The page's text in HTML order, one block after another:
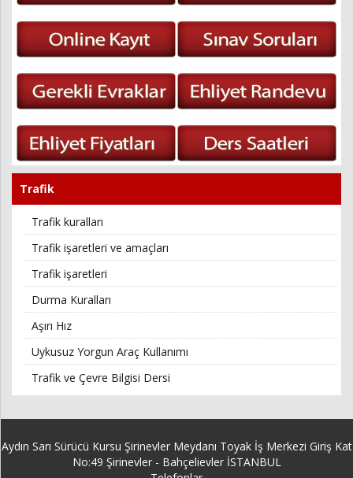
Trafik
Trafik kuralları
Trafik işaretleri ve amaçları
Trafik işaretleri
Durma Kuralları
Aşırı Hız
Uykusuz Yorgun Araç Kullanımı
Trafik ve Çevre Bilgisi Dersi
Aydın Sarı Sürücü Kursu Şirinevler Meydanı Toyak İş Merkezi Giriş Kat
No:49 Şirinevler - Bahçelievler İSTANBUL